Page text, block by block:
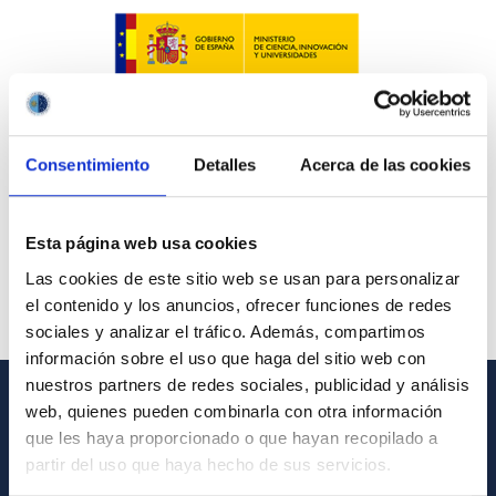
Consentimiento Detalles Acerca de las cookies
Esta página web usa cookies
Las cookies de este sitio web se usan para personalizar
el contenido y los anuncios, ofrecer funciones de redes
sociales y analizar el tráfico. Además, compartimos
información sobre el uso que haga del sitio web con
nuestros partners de redes sociales, publicidad y análisis
web, quienes pueden combinarla con otra información
que les haya proporcionado o que hayan recopilado a
partir del uso que haya hecho de sus servicios.
GENERAL INFORMATION
Contact